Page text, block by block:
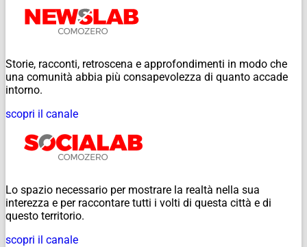
Storie, racconti, retroscena e approfondimenti in modo che
una comunità abbia più consapevolezza di quanto accade
intorno.
scopri il canale
Lo spazio necessario per mostrare la realtà nella sua
interezza e per raccontare tutti i volti di questa città e di
questo territorio.
scopri il canale